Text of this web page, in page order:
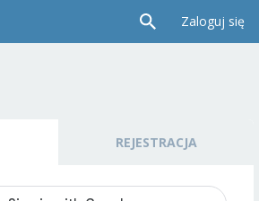
Zaloguj się
REJESTRACJA